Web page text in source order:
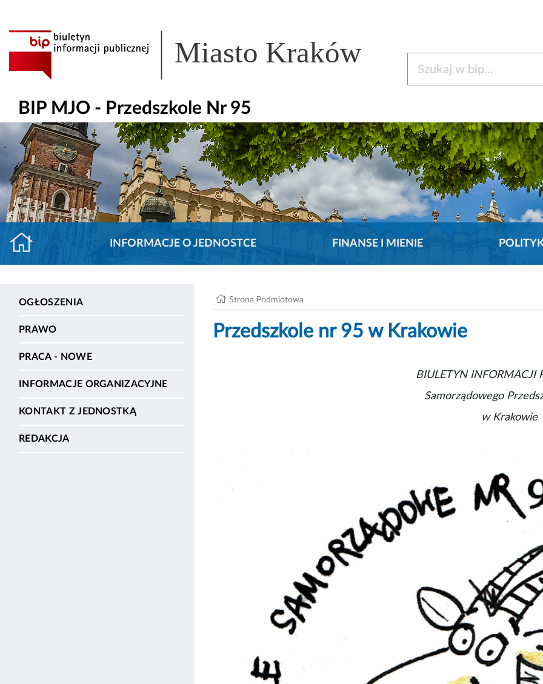
Miasto Kraków
BIP MJO - Przedszkole Nr 95
INFORMACJE O JEDNOSTCE FINANSE I MIENIE
OGŁOSZENIA
PRAWO
PRACA - NOWE
INFORMACJE ORGANIZACYJNE
KONTAKT Z JEDNOSTKĄ
REDAKCJA
Strona Podmiotowa
Przedszkole nr 95 w Krakowie
BIULETYN INFORMACJI
Samorządowego
w Krakowie